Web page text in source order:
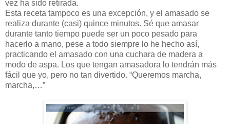
vez ha sido retirada.
Esta receta tampoco es una excepción, y el amasado se
realiza durante (casi) quince minutos. Sé que amasar
durante tanto tiempo puede ser un poco pesado para
hacerlo a mano, pese a todo siempre lo he hecho así,
practicando el amasado con una cuchara de madera a
modo de aspa. Los que tengan amasadora lo tendrán más
fácil que yo, pero no tan divertido. “Queremos marcha,
marcha,…”